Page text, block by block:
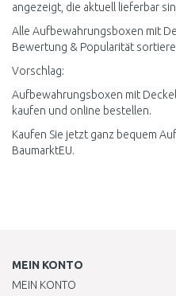
angezeigt, die aktuell lieferbar
Alle Aufbewahrungsboxen mit
Bewertung & Popularität
Vorschlag:
Aufbewahrungsboxen mit
kaufen und online bestellen.
Kaufen Sie jetzt ganz bequem
BaumarktEU.
MEIN KONTO
MEIN KONTO